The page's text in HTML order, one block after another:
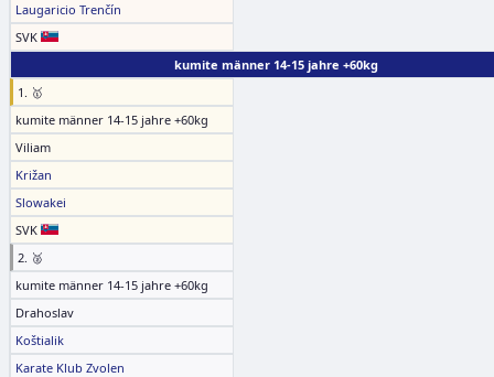
Laugaricio Trenčín
SVK
kumite männer 14-15 jahre +60kg
1. 🥇
kumite männer 14-15 jahre +60kg
Viliam
Križan
Slowakei
SVK
2. 🥈
kumite männer 14-15 jahre +60kg
Drahoslav
Koštialik
Karate Klub Zvolen